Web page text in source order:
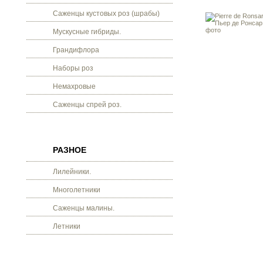
Саженцы кустовых роз (шрабы)
Мускусные гибриды.
Грандифлора
Наборы роз
Немахровые
Саженцы спрей роз.
РАЗНОЕ
Лилейники.
Многолетники
Саженцы малины.
Летники